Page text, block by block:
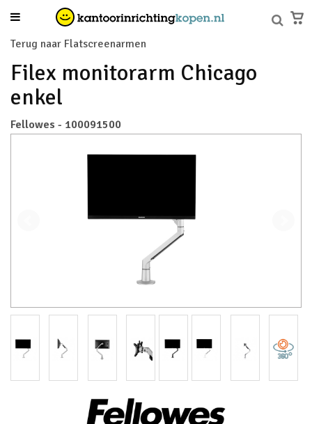
Terug naar Flatscreenarmen
Filex monitorarm Chicago
enkel
Fellowes - 100091500